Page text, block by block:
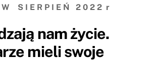
W S I E R P I E Ń 2 0 2 2 r
nam życie.
mieli swoje